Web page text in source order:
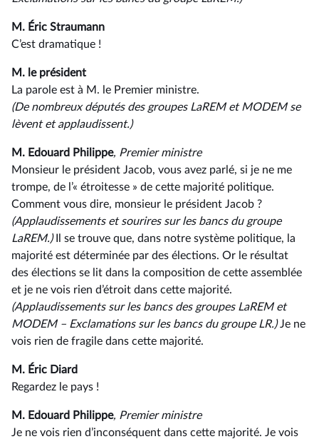
M. Éric Straumann
C’est dramatique !
M. le président
La parole est à M. le Premier ministre.
(De nombreux députés des groupes LaREM et MODEM se
lèvent et applaudissent.)
M. Edouard Philippe, Premier ministre
Monsieur le président Jacob, vous avez parlé, si je ne me
trompe, de l’« étroitesse » de cette majorité politique.
Comment vous dire, monsieur le président Jacob ?
(Applaudissements et sourires sur les bancs du groupe
LaREM.)
Il se trouve que, dans notre système politique, la
majorité est déterminée par des élections. Or le résultat
des élections se lit dans la composition de cette assemblée
et je ne vois rien d’étroit dans cette majorité.
(Applaudissements sur les bancs des groupes LaREM et
MODEM – Exclamations sur les bancs du groupe LR.)Je ne
vois rien de fragile dans cette majorité.
M. Éric Diard
Regardez le pays !
M. Edouard Philippe, Premier ministre
Je ne vois rien d’inconséquent dans cette majorité. Je vois